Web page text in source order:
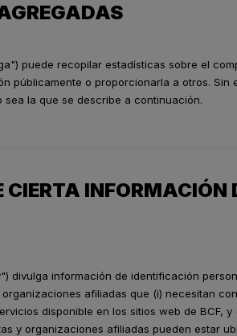
puede recopilar estadísticas sobre el
públicamente o proporcionarla a otros. Sin
la que se describe a continuación.
CIERTA INFORMACIÓN
divulga información de identificación
afiliadas que (i) necesitan
disponible en los sitios web de BCF,
y organizaciones afiliadas pueden estar